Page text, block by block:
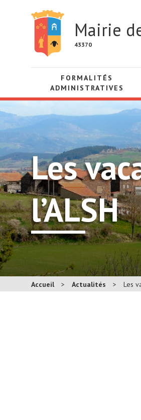
Mairie
43370
FORMALITÉS
ADMINISTRATIVES
Les
l’ALSH
Accueil > Actualités > Les